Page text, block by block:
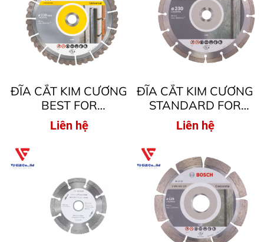
ĐĨA CẮT KIM CƯƠNG
BEST FOR
UNIVERSAL ( DÀNH
CHO MÁY MÀI GÓC
LỚN KHÓA BẰNG
Liên hệ
ĐĨA CẮT KIM CƯƠNG
STANDARD FOR
CONCRETE ( DÀNH
CHO MÁY MÀI GÓC
LỚN KHÓA BẰNG
ĐAI ỐC )
Liên hệ